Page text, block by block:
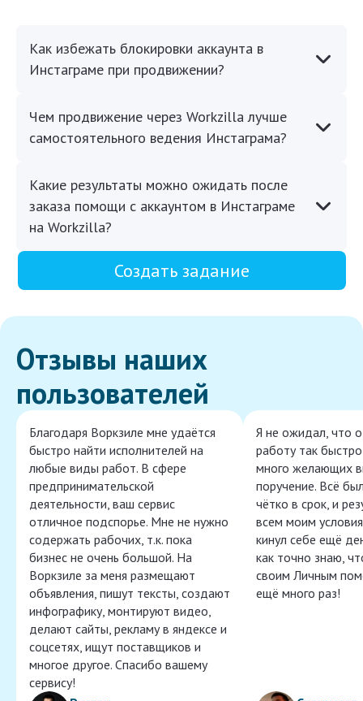
Как избежать блокировки аккаунта в
Инстаграме при продвижении?
Чем продвижение через Workzilla лучше
самостоятельного ведения Инстаграма?
Какие результаты можно ожидать после
заказа помощи с аккаунтом в Инстаграме
на Workzilla?
Создать задание
Отзывы наших
пользователей
Благодаря Воркзиле мне удаётся
быстро найти исполнителей на
любые виды работ. В сфере
предпринимательской
деятельности, ваш сервис
отличное подспорье. Мне не нужно
содержать рабочих, т.к. пока
бизнес не очень большой. На
Воркзиле за меня размещают
объявления, пишут тексты, создают
инфографику, монтируют видео,
делают сайты, рекламу в яндексе и
соцсетях, ищут поставщиков и
многое другое. Спасибо вашему
сервису!
Я не ожидал, что
работу так
много желающих
поручение. Всё
чётко в срок, и
всем моим
кинул себе ещё
как точно знаю,
своим Личным
ещё много раз!